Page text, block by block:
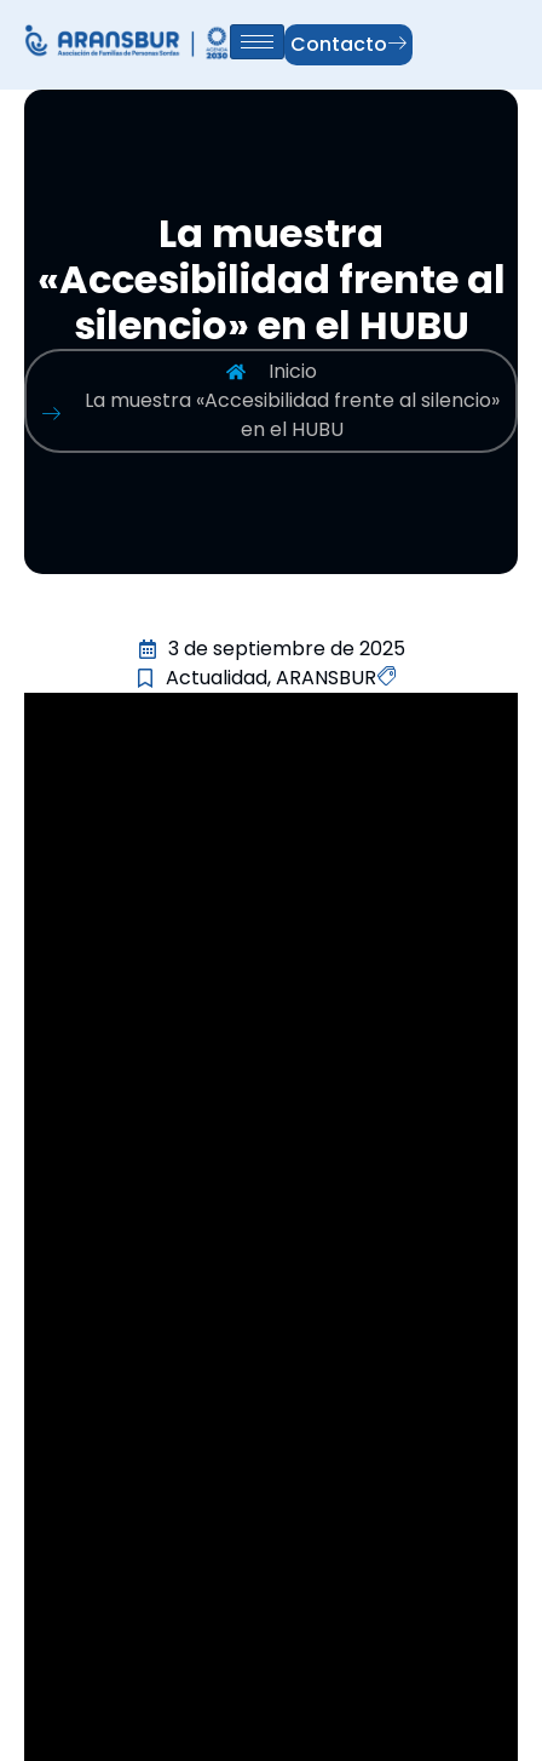
Contacto
La muestra
«Accesibilidad frente al
silencio» en el HUBU
Inicio
La muestra «Accesibilidad frente al silencio»
en el HUBU
3 de septiembre de 2025
Actualidad,ARANSBUR